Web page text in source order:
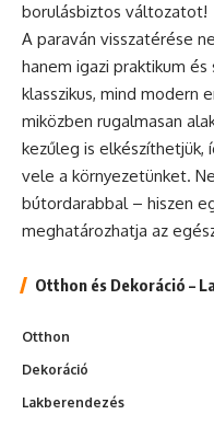
borulásbiztos változatot!
A paraván visszatérése
hanem igazi praktikum
klasszikus, mind modern
miközben rugalmasan
kezűleg is elkészíthetjük,
vele a környezetünket.
bútordarabbal – hiszen
meghatározhatja az
Otthon és Dekoráció –
Otthon
Dekoráció
Lakberendezés